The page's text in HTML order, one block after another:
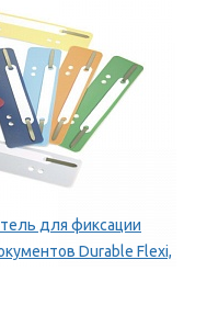
для фиксации
Durable Flexi,